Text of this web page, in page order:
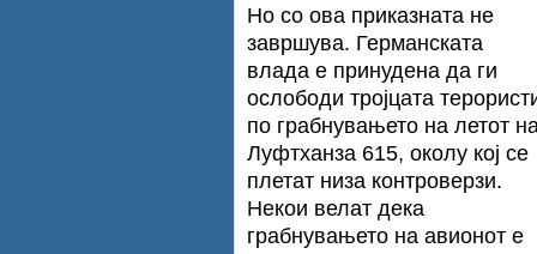
Но со ова приказната не
завршува. Германската
влада е принудена да ги
ослободи тројцата
по грабнувањето на летот
Луфтханза 615, околу кој се
плетат низа контроверзи.
Некои велат дека
грабнувањето на авионот е